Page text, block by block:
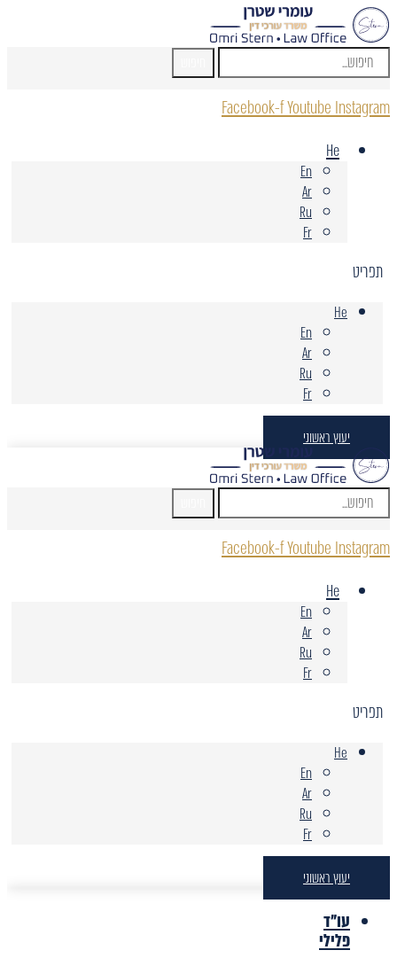
Facebook-fYoutube Instagram
He
En
Ar
Ru
Fr
תפריט
He
En
Ar
Ru
Fr
יעוץ ראשוני
Facebook-fYoutube Instagram
He
En
Ar
Ru
Fr
תפריט
He
En
Ar
Ru
Fr
יעוץ ראשוני
עו"ד
פלילי